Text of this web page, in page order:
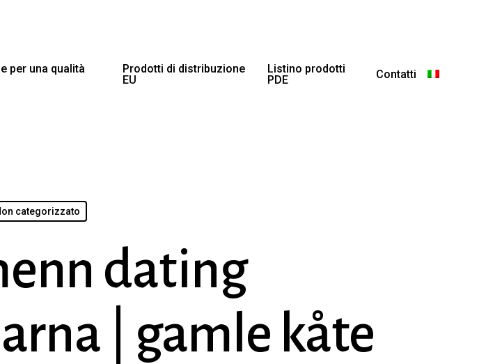
per una qualità
Prodotti di distribuzione
EU
Listino prodotti
PDE
Contatti
categorizzato
dating
| gamle kåte